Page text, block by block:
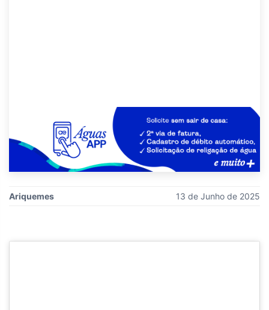
Ariquemes 13 de Junho de 2025